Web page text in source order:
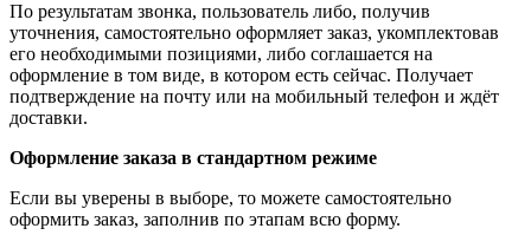
По результатам звонка, пользователь либо, получив
уточнения, самостоятельно оформляет заказ, укомплектовав
его необходимыми позициями, либо соглашается на
оформление в том виде, в котором есть сейчас. Получает
подтверждение на почту или на мобильный телефон и ждёт
доставки.
Оформление заказа в стандартном режиме
Если вы уверены в выборе, то можете самостоятельно
оформить заказ, заполнив по этапам всю форму.